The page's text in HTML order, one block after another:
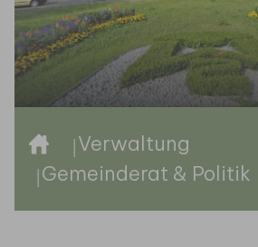
Verwaltung
Gemeinderat & Politik